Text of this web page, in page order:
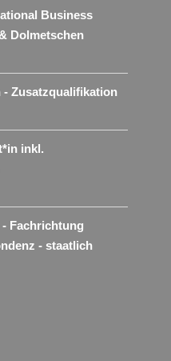
Business
Dolmetschen
- Zusatzqualifikation
*in inkl.
- Fachrichtung
- staatlich